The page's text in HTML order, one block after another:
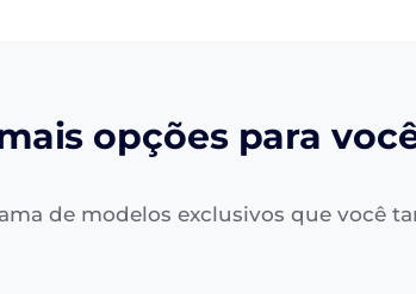
opções para
de modelos exclusivos que você